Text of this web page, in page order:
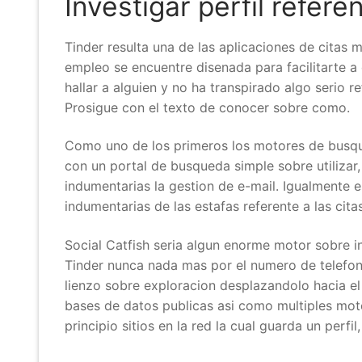
Tinder resulta una de las aplicaciones de citas
empleo se encuentre disenada para facilitarte
hallar a alguien y no ha transpirado algo serio
Prosigue con el texto de conocer sobre como.
Como uno de los primeros los motores de
con un portal de busqueda simple sobre
indumentarias la gestion de e-mail.
indumentarias de las estafas referente a las
Social Catfish seri­a algun enorme motor sobre
Tinder nunca nada mas por el numero de
lienzo sobre exploracion desplazandolo hacia
bases de datos publicas asi­ como multiples
principio sitios en la red la cual guarda un